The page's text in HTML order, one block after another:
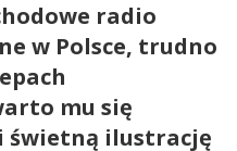
radio
w Polsce, trudno
mu się
świetną ilustrację